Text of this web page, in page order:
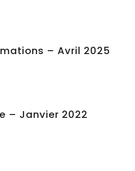
– Avril 2025
– Janvier 2022